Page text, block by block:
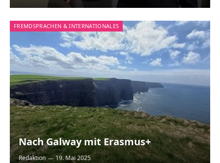
FREMDSPRACHEN & INTERNATIONALES
Nach Galway mit Erasmus+
Redaktion 19. Mai 2025